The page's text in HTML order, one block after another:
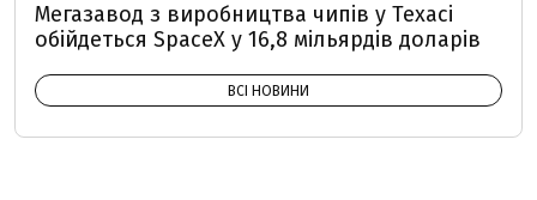
Мегазавод з виробництва чипів у Техасі
обійдеться SpaceX у 16,8 мільярдів доларів
ВСІ НОВИНИ